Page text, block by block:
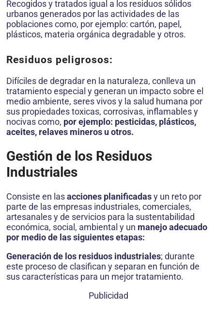
Recogidos y tratados igual a los residuos sólidos
urbanos generados por las actividades de las
poblaciones como, por ejemplo: cartón, papel,
plásticos, materia orgánica degradable y otros.
Residuos peligrosos:
Difíciles de degradar en la naturaleza, conlleva un
tratamiento especial y generan un impacto sobre el
medio ambiente, seres vivos y la salud humana por
sus propiedades toxicas, corrosivas, inflamables y
nocivas como, por ejemplo: pesticidas, plásticos,
aceites, relaves mineros u otros.
Gestión de los Residuos
Industriales
Consiste en lasacciones planificadasy un reto por
parte de las empresas industriales, comerciales,
artesanales y de servicios para la sustentabilidad
económica, social, ambiental y un manejo adecuado
por medio de las siguientes etapas:
Generación de los residuos industriales; durante
este proceso de clasifican y separan en función de
sus características para un mejor tratamiento.
Publicidad